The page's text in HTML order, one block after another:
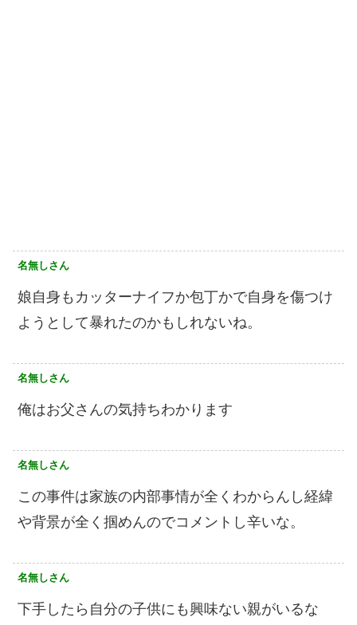
名無しさん
娘自身もカッターナイフか包丁かで自身を傷つけ
ようとして暴れたのかもしれないね。
名無しさん
俺はお父さんの気持ちわかります
名無しさん
この事件は家族の内部事情が全くわからんし経緯
や背景が全く掴めんのでコメントし辛いな。
名無しさん
下手したら自分の子供にも興味ない親がいるな